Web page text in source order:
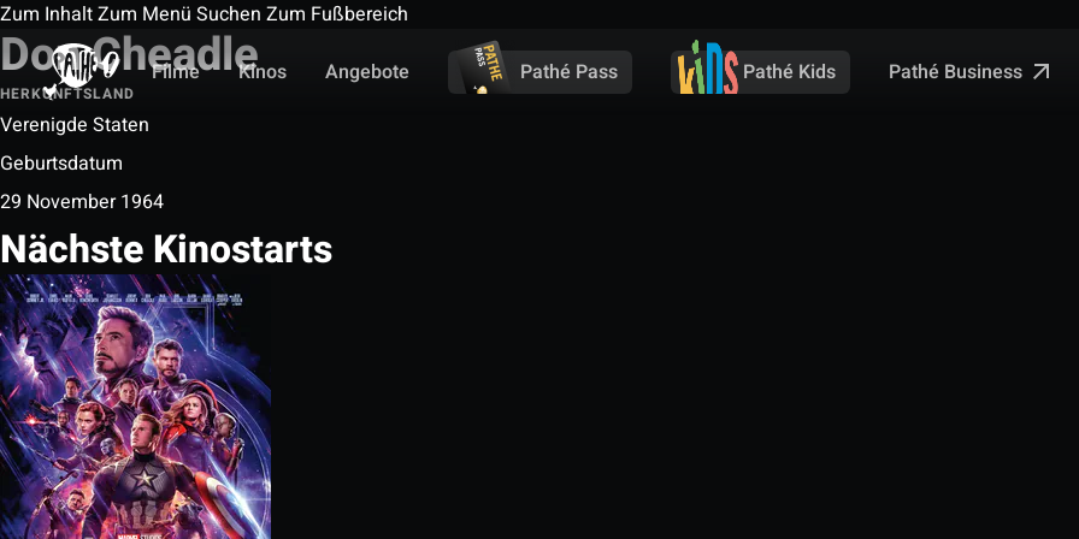
Zum InhaltZum Menü Suchen Zum Fußbereich
Filme
Kinos Angebote Pathé Pass Pathé Kids Pathé Business
Don Cheadle
HERKUNFTSLAND
Verenigde Staten
Geburtsdatum
29 November 1964
Nächste Kinostarts